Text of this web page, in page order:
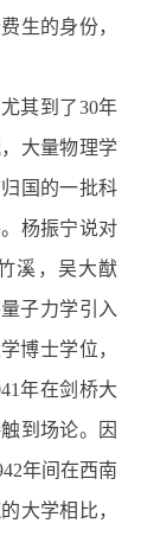
生的身份，
其到了30年
大量物理学
国的一批科
杨振宁说对
溪，吴大猷
子力学引入
博士学位，
年在剑桥大
到场论。因
年间在西南
大学相比，